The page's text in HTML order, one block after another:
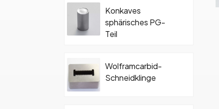
Konkaves
sphärisches PG-
Teil
Wolframcarbid-
Schneidklinge